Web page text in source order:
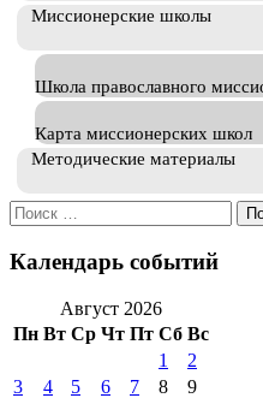
Миссионерские школы
Школа православного
Карта миссионерских школ
Методические материалы
Искать:
Календарь событий
Август 2026
Пн Вт Ср Чт Пт Сб Вс
1
2
3
4 5 6 7 8
9